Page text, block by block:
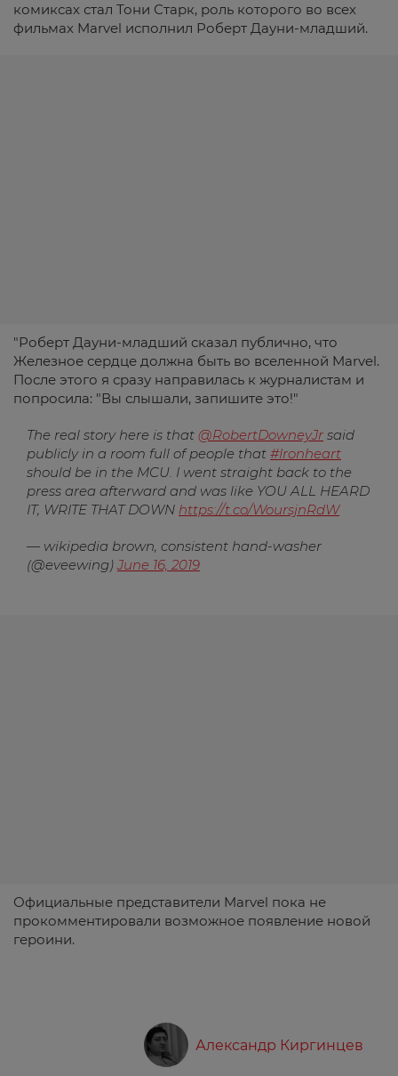
комиксах стал Тони Старк, роль которого во всех
фильмах Marvel исполнил Роберт Дауни-младший.
"Роберт Дауни-младший сказал публично, что
Железное сердце должна быть во вселенной Marvel.
После этого я сразу направилась к журналистам и
попросила: "Вы слышали, запишите это!"
The real story here is that @RobertDowneyJr said
publicly in a room full of people that #Ironheart
should be in the MCU. I went straight back to the
press area afterward and was like YOU ALL HEARD
IT, WRITE THAT DOWN https://t.co/WoursjnRdW
— wikipedia brown, consistent hand-washer
(@eveewing)June 16, 2019
Официальные представители Marvel пока не
прокомментировали возможное появление новой
героини.
Александр Киргинцев